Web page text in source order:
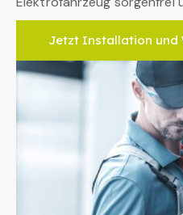
Jetzt Installation und